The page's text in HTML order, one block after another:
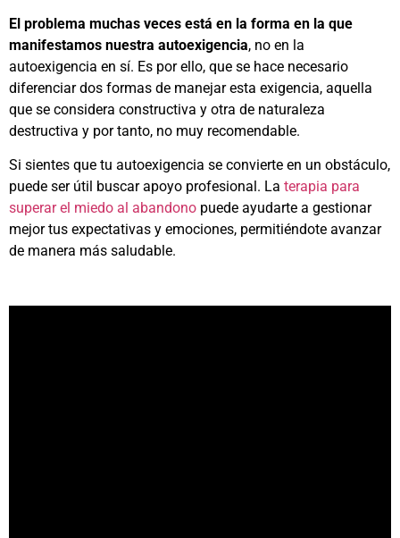
El problema muchas veces está en la forma en la que
manifestamos nuestra autoexigencia, no en la
autoexigencia en sí. Es por ello, que se hace necesario
diferenciar dos formas de manejar esta exigencia, aquella
que se considera constructiva y otra de naturaleza
destructiva y por tanto, no muy recomendable.
Si sientes que tu autoexigencia se convierte en un obstáculo,
puede ser útil buscar apoyo profesional. La terapia para
superar el miedo al abandono puede ayudarte a gestionar
mejor tus expectativas y emociones, permitiéndote avanzar
de manera más saludable.